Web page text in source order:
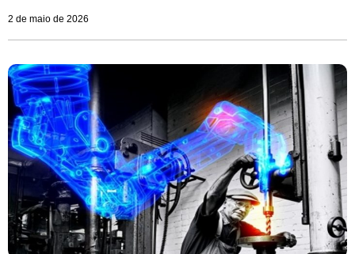
2 de maio de 2026